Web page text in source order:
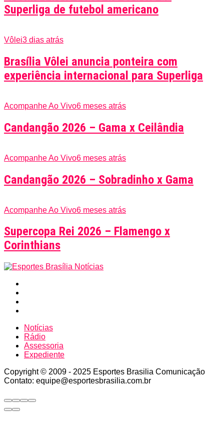
Superliga de futebol americano
Vôlei3 dias atrás
Brasília Vôlei anuncia ponteira com
experiência internacional para Superliga
Acompanhe Ao Vivo6 meses atrás
Candangão 2026 – Gama x Ceilândia
Acompanhe Ao Vivo6 meses atrás
Candangão 2026 – Sobradinho x Gama
Acompanhe Ao Vivo6 meses atrás
Supercopa Rei 2026 – Flamengo x
Corinthians
Notícias
Rádio
Assessoria
Expediente
Copyright © 2009 - 2025 Esportes Brasilia Comunicação
Contato: equipe@esportesbrasilia.com.br